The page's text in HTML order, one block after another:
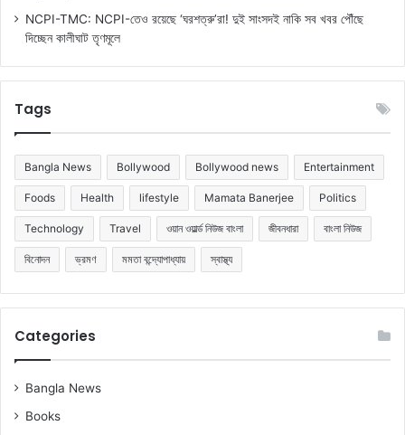
NCPI-TMC: NCPI-তেও রয়েছে ‘ঘরশত্রু’রা! দুই সাংসদই নাকি সব খবর পৌঁছে
দিচ্ছেন কালীঘাট তৃণমূলে
Tags
Bangla News Bollywood Bollywood news Entertainment
Foods Health lifestyle Mamata Banerjee Politics
Technology Travel ওয়ান ওয়ার্ল্ড নিউজ বাংলা জীবনধারা বাংলা নিউজ
বিনোদন ভ্রমণ মমতা বন্দ্যোপাধ্যায় স্বাস্থ্য
Categories
Bangla News
Books